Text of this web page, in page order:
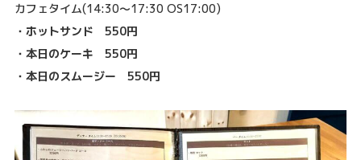
カフェタイム(14:30～17:30 OS17:00)
・ホットサンド 550円
・本日のケーキ 550円
・本日のスムージー 550円